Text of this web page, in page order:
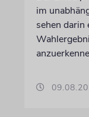
im
sehen darin